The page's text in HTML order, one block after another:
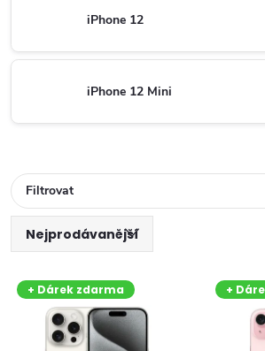
iPhone 12
iPhone 12 Mini
Filtrovat
Ř
a
Nejprodávanější
Nejdražší
Abecedně
V+ Dárek zdarma +